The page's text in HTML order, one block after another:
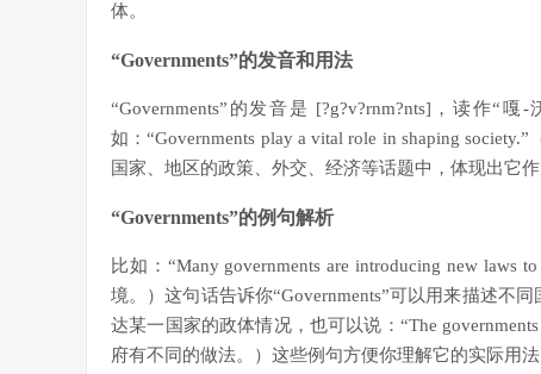
体。
“Governments”的发音和用法
“Governments”的发音是 [?g?v?rnm?nts]，读作“
如：“Governments play a vital role in shaping
国家、地区的政策、外交、经济等话题中，体现出它
“Governments”的例句解析
比如：“Many governments are introducing new laws
境。）这句话告诉你“Governments”可以用来描述不
达某一国家的政体情况，也可以说：“The
府有不同的做法。）这些例句方便你理解它的实际用法